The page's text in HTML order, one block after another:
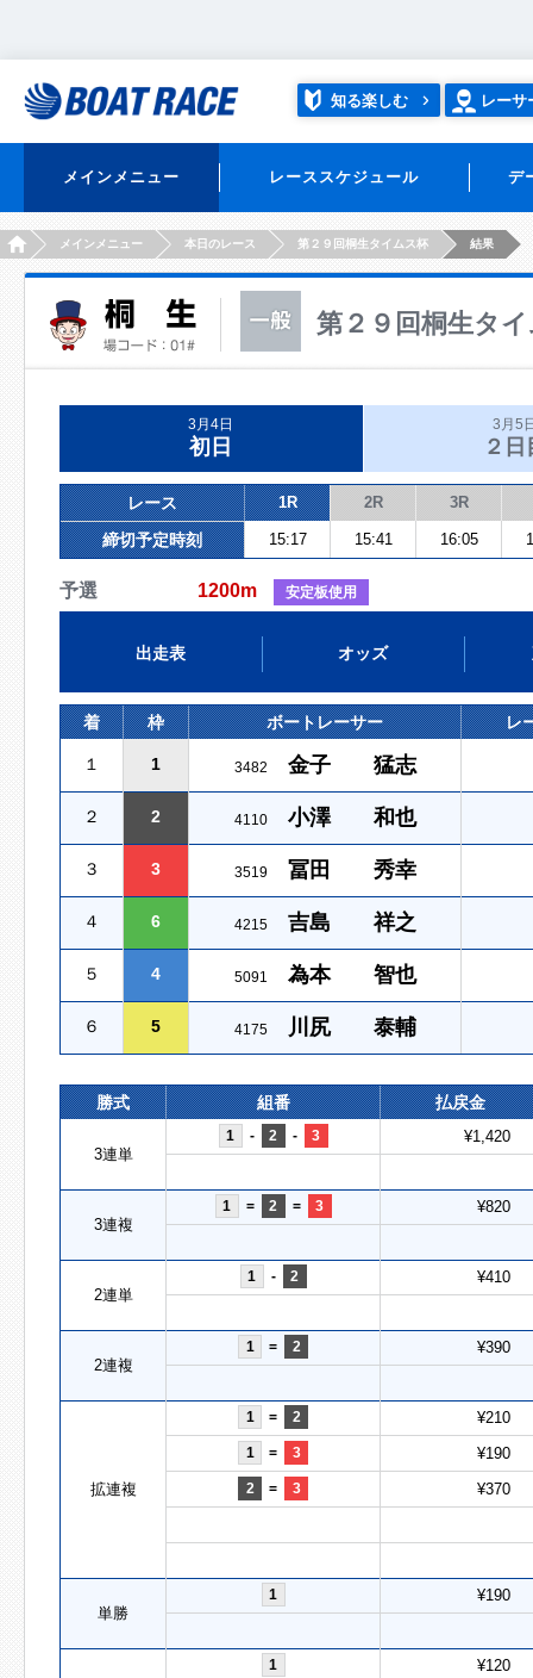
知る楽しむ レーサ
メインメニュー レーススケジュール デ
HOMEメインメニュー 本日のレース 第２９回桐生タイムス杯 結果
第２９回桐生タ
3月4日
初日
3月5
２日
レース 1R 2R 3R
締切予定時刻 15:17 15:41 16:05
予選 1200m 安定板使用
出走表 オッズ
着 枠 ボートレーサー レ
１ 1 3482 金子 猛志
２ 2 4110 小澤 和也
３ 3 3519 冨田 秀幸
４ 6 4215 吉島 祥之
５ 4 5091 為本 智也
６ 5 4175 川尻 泰輔
勝式 組番 払戻金
3連単
1 - 2 - 3 ¥1,420
3連複
1 = 2 = 3 ¥820
2連単
1 - 2 ¥410
2連複
1 = 2 ¥390
拡連複
1 = 2 ¥210
1 = 3 ¥190
2 = 3 ¥370
単勝
1 ¥190
1 ¥120